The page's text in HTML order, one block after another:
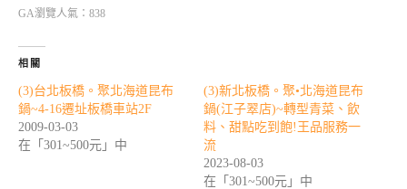
GA瀏覽人氣：838
相關
(3)台北板橋。聚北海道昆布
鍋~4-16遷址板橋車站2F
2009-03-03
在「301~500元」中
(3)新北板橋。聚•北海道昆布
鍋(江子翠店)~轉型青菜、飲
料、甜點吃到飽!王品服務一
流
2023-08-03
在「301~500元」中